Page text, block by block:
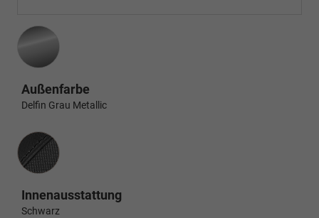
Außenfarbe
Delfin Grau Metallic
Innenausstattung
Innenausstattung
Schwarz